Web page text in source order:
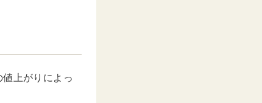
上がりによっ